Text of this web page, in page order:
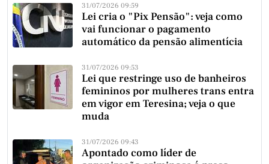
31/07/2026 09:59
Lei cria o "Pix Pensão": veja como
vai funcionar o pagamento
automático da pensão alimentícia
31/07/2026 09:53
Lei que restringe uso de banheiros
femininos por mulheres trans entra
em vigor em Teresina; veja o que
muda
31/07/2026 09:43
Apontado como líder de